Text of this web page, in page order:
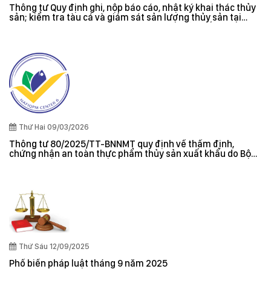
Thông tư Quy định ghi, nộp báo cáo, nhật ký khai thác thủy
sản; kiểm tra tàu cá và giám sát sản lượng thủy sản tại
Thứ Hai 09/03/2026
Thông tư 80/2025/TT-BNNMT quy định về thẩm định,
chứng nhận an toàn thực phẩm thủy sản xuất khẩu do Bộ
Thứ Sáu 12/09/2025
Phổ biến pháp luật tháng 9 năm 2025